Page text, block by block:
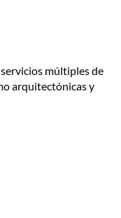
múltiples de
arquitectónicas y